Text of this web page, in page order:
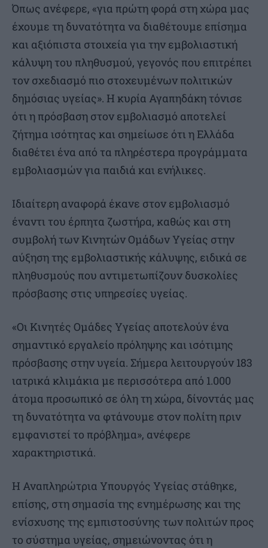
Όπως ανέφερε, «για πρώτη φορά στη χώρα μας
έχουμε τη δυνατότητα να διαθέτουμε επίσημα
και αξιόπιστα στοιχεία για την εμβολιαστική
κάλυψη του πληθυσμού, γεγονός που επιτρέπει
τον σχεδιασμό πιο στοχευμένων πολιτικών
δημόσιας υγείας». Η κυρία Αγαπηδάκη τόνισε
ότι η πρόσβαση στον εμβολιασμό αποτελεί
ζήτημα ισότητας και σημείωσε ότι η Ελλάδα
διαθέτει ένα από τα πληρέστερα προγράμματα
εμβολιασμών για παιδιά και ενήλικες.
Ιδιαίτερη αναφορά έκανε στον εμβολιασμό
έναντι του έρπητα ζωστήρα, καθώς και στη
συμβολή των Κινητών Ομάδων Υγείας στην
αύξηση της εμβολιαστικής κάλυψης, ειδικά σε
πληθυσμούς που αντιμετωπίζουν δυσκολίες
πρόσβασης στις υπηρεσίες υγείας.
«Οι Κινητές Ομάδες Υγείας αποτελούν ένα
σημαντικό εργαλείο πρόληψης και ισότιμης
πρόσβασης στην υγεία. Σήμερα λειτουργούν 183
ιατρικά κλιμάκια με περισσότερα από 1.000
άτομα προσωπικό σε όλη τη χώρα, δίνοντάς μας
τη δυνατότητα να φτάνουμε στον πολίτη πριν
εμφανιστεί το πρόβλημα», ανέφερε
χαρακτηριστικά.
Η Αναπληρώτρια Υπουργός Υγείας στάθηκε,
επίσης, στη σημασία της ενημέρωσης και της
ενίσχυσης της εμπιστοσύνης των πολιτών προς
το σύστημα υγείας, σημειώνοντας ότι η